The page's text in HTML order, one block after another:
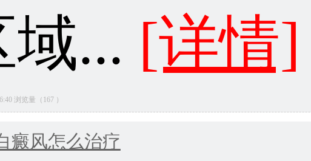
域... [详情]
浏览量（167 ）
癜风怎么治疗